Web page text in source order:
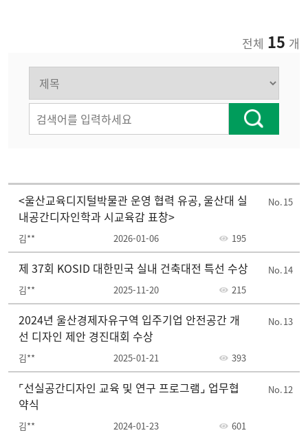
전체 15 개
15
<울산교육디지털박물관 운영 협력 유공, 울산대 실
내공간디자인학과 시교육감 표창>
김** 2026-01-06 195
14
제 37회 KOSID 대한민국 실내 건축대전 특선 수상
김** 2025-11-20 215
13
2024년 울산경제자유구역 입주기업 안전공간 개
선 디자인 제안 경진대회 수상
김** 2025-01-21 393
12
⌜선실공간디자인 교육 및 연구 프로그램⌟ 업무협
약식
김** 2024-01-23 601